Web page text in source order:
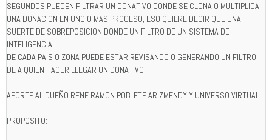
SEGUNDOS PUEDEN FILTRAR UN DONATIVO DONDE SE CLONA O MULTIPLICA
UNA DONACION EN UNO O MAS PROCESO, ESO QUIERE DECIR QUE UNA
SUERTE DE SOBREPOSICION DONDE UN FILTRO DE UN SISTEMA DE
INTELIGENCIA
DE CADA PAIS O ZONA PUEDE ESTAR REVISANDO O GENERANDO UN FILTRO
DE A QUIEN HACER LLEGAR UN DONATIVO.
APORTE AL DUEÑO RENE RAMON POBLETE ARIZMENDY Y UNIVERSO VIRTUAL
PROPOSITO: